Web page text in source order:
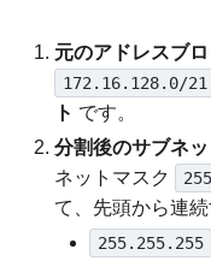
元のアドレスブ
172.16.128.0/21
ト です。
分割後のサブネ
ネットマスク
て、先頭から連
255.255.255